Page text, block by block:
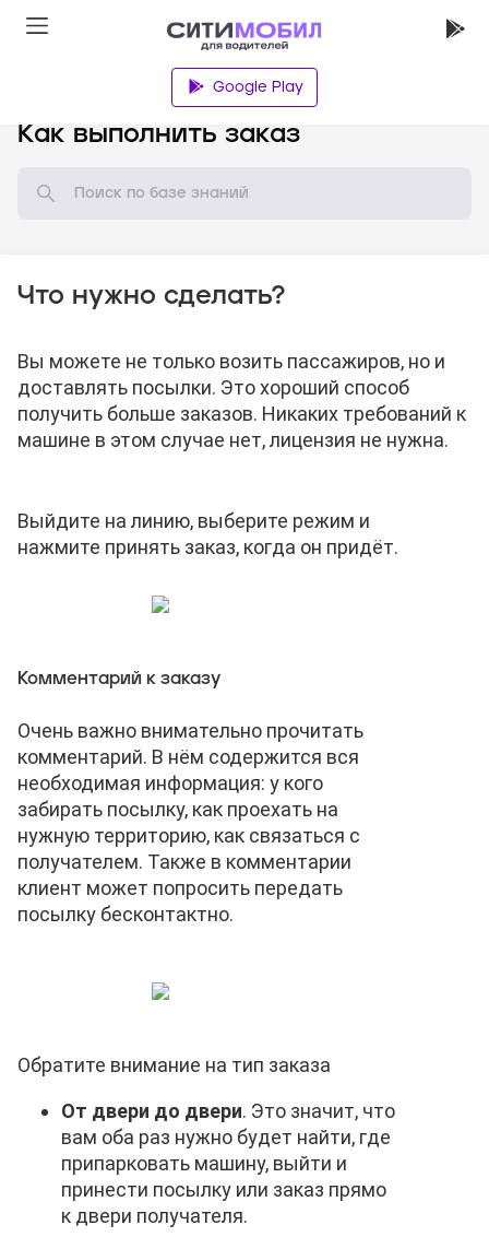
Google Play
Как выполнить заказ
Что нужно сделать?
Вы можете не только возить пассажиров, но и
доставлять посылки. Это хороший способ
получить больше заказов. Никаких требований к
машине в этом случае нет, лицензия не нужна.
Выйдите на линию, выберите режим и
нажмите принять заказ, когда он придёт.
Комментарий к заказу
Очень важно внимательно прочитать
комментарий. В нём содержится вся
необходимая информация: у кого
забирать посылку, как проехать на
нужную территорию, как связаться с
получателем. Также в комментарии
клиент может попросить передать
посылку бесконтактно.
Обратите внимание на тип заказа
От двери до двери. Это значит, что
вам оба раз нужно будет найти, где
припарковать машину, выйти и
принести посылку или заказ прямо
к двери получателя.